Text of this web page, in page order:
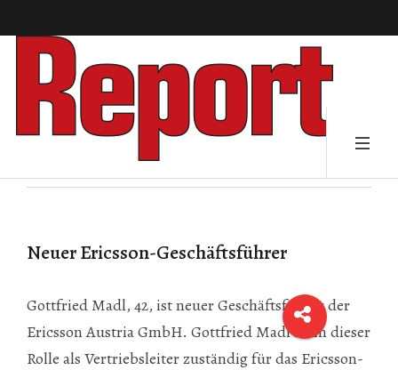
Neuer Ericsson-Geschäftsführer
Gottfried Madl, 42, ist neuer Geschäftsführer der
Ericsson Austria GmbH. Gottfried Madl ist in dieser
Rolle als Vertriebsleiter zuständig für das Ericsson-